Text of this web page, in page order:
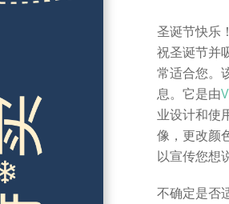
圣诞节快乐
祝圣诞节并
常适合您。
息。它是由
业设计和使
像，更改颜
以宣传您想
不确定是否